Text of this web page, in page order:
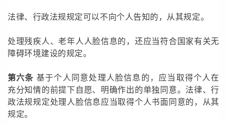
法律、行政法规规定可以不向个人告知的，从其规定。
处理残疾人、老年人人脸信息的，还应当符合国家有关无
障碍环境建设的规定。
第六条 基于个人同意处理人脸信息的，应当取得个人在
充分知情的前提下自愿、明确作出的单独同意。法律、行
政法规规定处理人脸信息应当取得个人书面同意的，从其
规定。